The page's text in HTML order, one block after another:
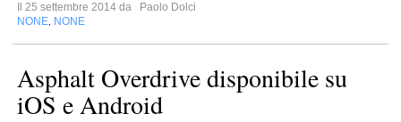
Il 25 settembre 2014 da
Paolo Dolci
NONE NONE
Asphalt Overdrive disponibile su
iOS e Android